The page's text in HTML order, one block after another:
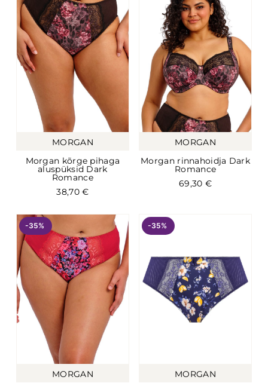
MORGAN
Morgan kõrge pihaga
aluspüksid Dark
Romance
38,70€
MORGAN
Morgan rinnahoidja Dark
Romance
69,30 €
-35%
MORGAN
-35%
MORGAN